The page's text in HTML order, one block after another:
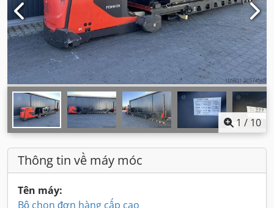
1 / 10
Thông tin về máy móc
Tên máy:
Bộ chọn đơn hàng cấp cao